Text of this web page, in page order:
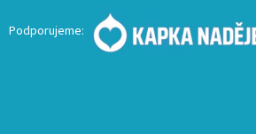
Podporujeme: